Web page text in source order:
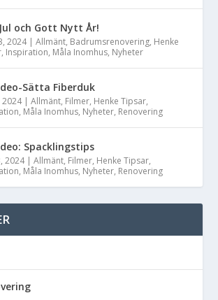
och Gott Nytt År!
2024|Allmänt, Badrumsrenovering, Henke
, Inspiration, Måla Inomhus, Nyheter
Sätta Fiberduk
2024|Allmänt, Filmer, Henke Tipsar,
, Måla Inomhus, Nyheter, Renovering
Spacklingstips
2024|Allmänt, Filmer, Henke Tipsar,
, Måla Inomhus, Nyheter, Renovering